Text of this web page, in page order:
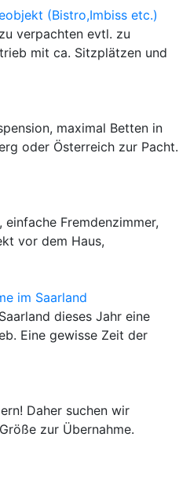
(Bistro,Imbiss etc.)
verpachten evtl. zu
mit ca. Sitzplätzen und
maximal Betten in
oder Österreich zur Pacht.
einfache Fremdenzimmer,
vor dem Haus,
im Saarland
dieses Jahr eine
Eine gewisse Zeit der
Daher suchen wir
zur Übernahme.